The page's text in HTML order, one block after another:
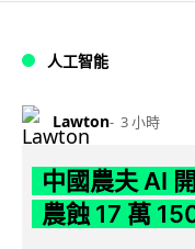
人工智能
Lawton 3 小時
中國農夫 AI
農蝕 17 萬